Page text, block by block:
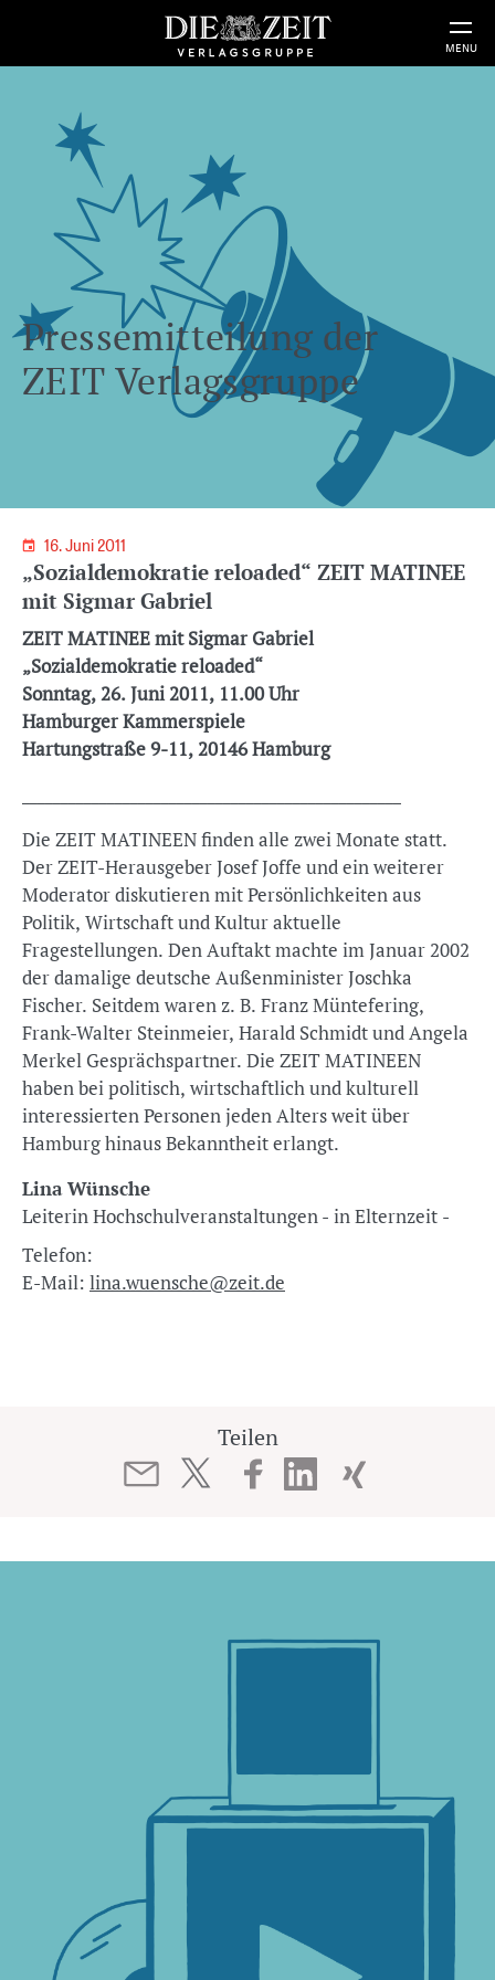
MENU
Pressemitteilung der
ZEIT Verlagsgruppe
16. Juni 2011
„Sozialdemokratie reloaded“ ZEIT MATINEE
mit Sigmar Gabriel
ZEIT MATINEE mit Sigmar Gabriel
„Sozialdemokratie reloaded“
Sonntag, 26. Juni 2011, 11.00 Uhr
Hamburger Kammerspiele
Hartungstraße 9-11, 20146 Hamburg
Die ZEIT MATINEEN finden alle zwei Monate statt.
Der ZEIT-Herausgeber Josef Joffe und ein weiterer
Moderator diskutieren mit Persönlichkeiten aus
Politik, Wirtschaft und Kultur aktuelle
Fragestellungen. Den Auftakt machte im Januar 2002
der damalige deutsche Außenminister Joschka
Fischer. Seitdem waren z. B. Franz Müntefering,
Frank-Walter Steinmeier, Harald Schmidt und Angela
Merkel Gesprächspartner. Die ZEIT MATINEEN
haben bei politisch, wirtschaftlich und kulturell
interessierten Personen jeden Alters weit über
Hamburg hinaus Bekanntheit erlangt.
Lina Wünsche
Leiterin Hochschulveranstaltungen - in Elternzeit -
Telefon:
E-Mail: lina.wuensche@zeit.de
Teilen